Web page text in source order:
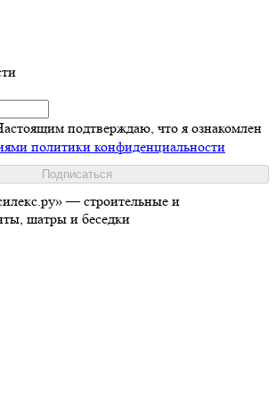
подтверждаю, что я ознакомлен
политики конфиденциальности
— строительные и
шатры и беседки